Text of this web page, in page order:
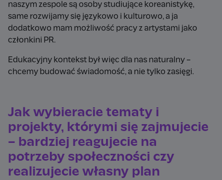
naszym zespole są osoby studiujące koreanistykę,
same rozwijamy się językowo i kulturowo, a ja
dodatkowo mam możliwość pracy z artystami jako
członkini PR.
Edukacyjny kontekst był więc dla nas naturalny –
chcemy budować świadomość, a nie tylko zasięgi.
Jak wybieracie tematy i
projekty, którymi się zajmujecie
– bardziej reagujecie na
potrzeby społeczności czy
realizujecie własny plan